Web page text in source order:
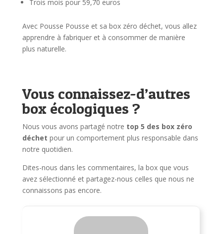
Trois mois pour 59,70 euros
Avec Pousse Pousse et sa box zéro déchet, vous allez
apprendre à fabriquer et à consommer de manière
plus naturelle.
Vous connaissez-d’autres
box écologiques ?
Nous vous avons partagé notre top 5 des box zéro
déchet pour un comportement plus responsable dans
notre quotidien.
Dites-nous dans les commentaires, la box que vous
avez sélectionné et partagez-nous celles que nous ne
connaissons pas encore.